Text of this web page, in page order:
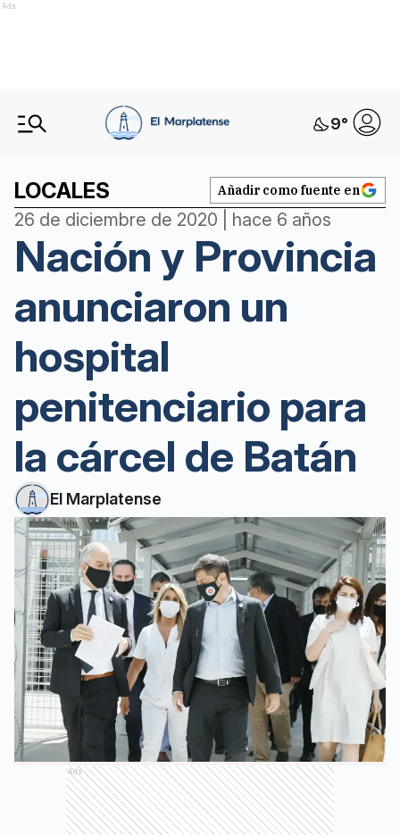
Ads
9°
LOCALES Añadir como fuente en
26 de diciembre de 2020 | hace 6 años
Nación y Provincia
anunciaron un
hospital
penitenciario para
la cárcel de Batán
El Marplatense
Ads